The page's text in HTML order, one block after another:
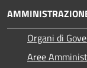
Organi di
Aree